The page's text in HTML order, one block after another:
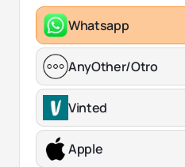
Whatsapp
AnyOther/Otro
Vinted
Apple